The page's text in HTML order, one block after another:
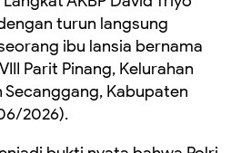
turun langsung
ibu lansia bernama
Parit Pinang, Kelurahan
Secanggang, Kabupaten
2026).